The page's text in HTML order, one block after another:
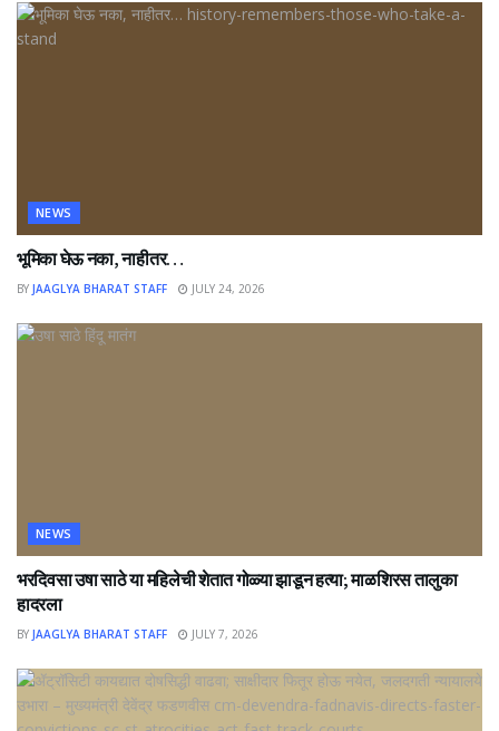
NEWS
भूमिका घेऊ नका, नाहीतर…
BY JAAGLYA BHARAT STAFF JULY 24, 2026
NEWS
भरदिवसा उषा साठे या महिलेची शेतात गोळ्या झाडून हत्या; माळशिरस तालुका
हादरला
BY JAAGLYA BHARAT STAFF JULY 7, 2026